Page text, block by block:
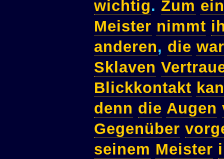
wichtig. Zum
Meister nimmt
anderen, die
Sklaven
Blickkontakt
denn die Augen
Gegenüber
seinem Meister